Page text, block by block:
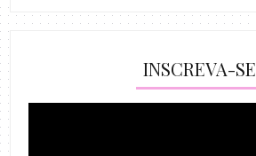
INSCREVA-SE